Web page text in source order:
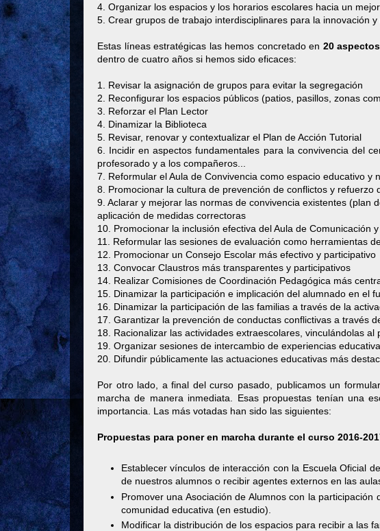
4. Organizar los espacios y los horarios escolares hacia un
5. Crear grupos de trabajo interdisciplinares para la innovación y
Estas líneas estratégicas las hemos concretado en 20
dentro de cuatro años si hemos sido eficaces:
1. Revisar la asignación de grupos para evitar la segregación
2. Reconfigurar los espacios públicos (patios, pasillos, zonas
3. Reforzar el Plan Lector
4. Dinamizar la Biblioteca
5. Revisar, renovar y contextualizar el Plan de Acción Tutorial
6. Incidir en aspectos fundamentales para la convivencia del
profesorado y a los compañeros...
7. Reformular el Aula de Convivencia como espacio educativo y
8. Promocionar la cultura de prevención de conflictos y refuerzo
9. Aclarar y mejorar las normas de convivencia existentes
aplicación de medidas correctoras
10. Promocionar la inclusión efectiva del Aula de Comunicación
11. Reformular las sesiones de evaluación como herramientas
12. Promocionar un Consejo Escolar más efectivo y participativo
13. Convocar Claustros más transparentes y participativos
14. Realizar Comisiones de Coordinación Pedagógica más
15. Dinamizar la participación e implicación del alumnado en el
16. Dinamizar la participación de las familias a través de la
17. Garantizar la prevención de conductas conflictivas a través
18. Racionalizar las actividades extraescolares, vinculándolas
19. Organizar sesiones de intercambio de experiencias
20. Difundir públicamente las actuaciones educativas más
Por otro lado, a final del curso pasado, publicamos un
marcha de manera inmediata. Esas propuestas tenían una
importancia. Las más votadas han sido las siguientes:
Propuestas para poner en marcha durante el curso 2016-
Establecer vínculos de interacción con la Escuela Oficial
de nuestros alumnos o recibir agentes externos en las
Promover una Asociación de Alumnos con la
comunidad educativa (en estudio).
Modificar la distribución de los espacios para recibir a las